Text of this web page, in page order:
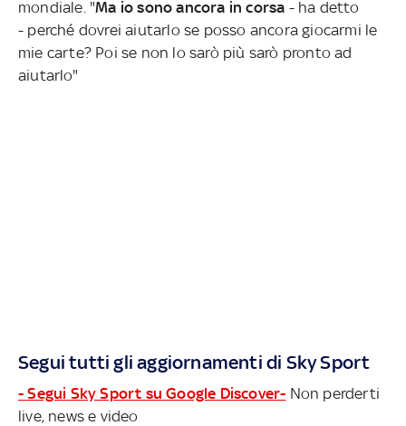
mondiale. "Ma io sono ancora in corsa - ha detto
- perché dovrei aiutarlo se posso ancora giocarmi le
mie carte? Poi se non lo sarò più sarò pronto ad
aiutarlo"
Segui tutti gli aggiornamenti di Sky Sport
- Segui Sky Sport su Google Discover- Non perderti
live, news e video